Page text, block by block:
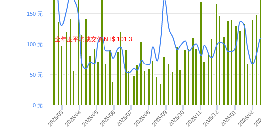
2025/032025/042025/052025/062025/072025/082025/092025/102025/112025/122026/012026/02
0 元
50 元
100 元
150 元
全年度平均成交價 NT$ 101.3